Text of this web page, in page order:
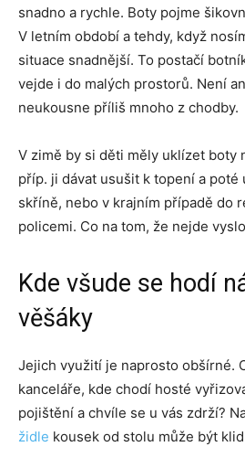
snadno a rychle. Boty pojme
V letním období a tehdy, když
situace snadnější. To postačí
vejde i do malých prostorů. Není
neukousne příliš mnoho z chodby.
V zimě by si děti měly uklízet boty
příp. ji dávat usušit k topení a poté
skříně, nebo v krajním případě do
policemi. Co na tom, že nejde
Kde všude se hodí
věšáky
Jejich využití je naprosto obšírné.
kanceláře, kde chodí hosté
pojištění a chvíle se u vás zdrží?
židle kousek od stolu může být